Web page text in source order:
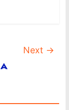
Next →